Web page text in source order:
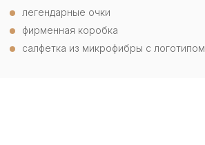
легендарные очки
фирменная коробка
салфетка из микрофибры с логотипом